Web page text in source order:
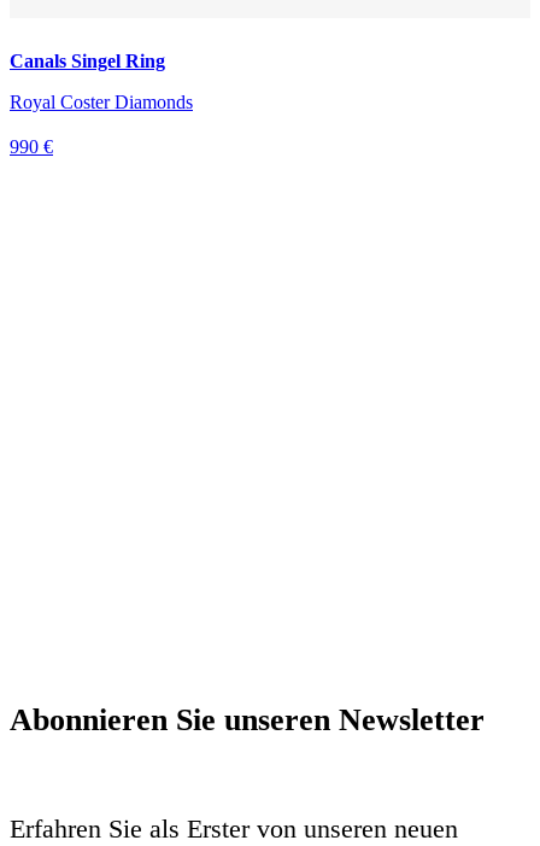
Canals Singel Ring
Royal Coster Diamonds
990 €
Abonnieren Sie unseren Newsletter
Erfahren Sie als Erster von unseren neuen